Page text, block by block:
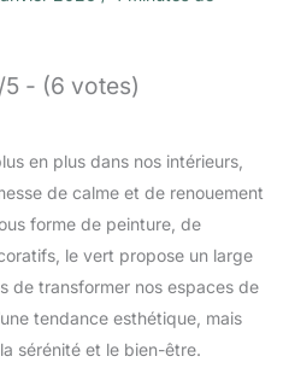
- (6 votes)
en plus dans nos intérieurs,
de calme et de renouement
forme de peinture, de
le vert propose un large
de transformer nos espaces de
tendance esthétique, mais
sérénité et le bien-être.